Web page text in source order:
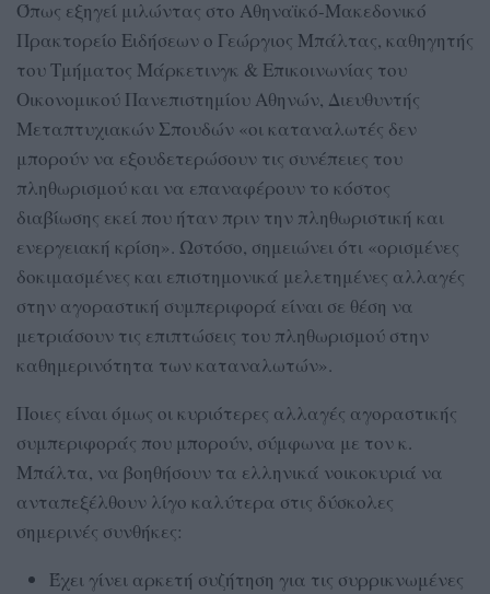
Όπως εξηγεί μιλώντας στο Αθηναϊκό-Μακεδονικό
Πρακτορείο Ειδήσεων ο Γεώργιος Μπάλτας, καθηγητής
του Τμήματος Μάρκετινγκ & Επικοινωνίας του
Οικονομικού Πανεπιστημίου Αθηνών, Διευθυντής
Μεταπτυχιακών Σπουδών «οι καταναλωτές δεν
μπορούν να εξουδετερώσουν τις συνέπειες του
πληθωρισμού και να επαναφέρουν το κόστος
διαβίωσης εκεί που ήταν πριν την πληθωριστική και
ενεργειακή κρίση». Ωστόσο, σημειώνει ότι «ορισμένες
δοκιμασμένες και επιστημονικά μελετημένες αλλαγές
στην αγοραστική συμπεριφορά είναι σε θέση να
μετριάσουν τις επιπτώσεις του πληθωρισμού στην
καθημερινότητα των καταναλωτών».
Ποιες είναι όμως οι κυριότερες αλλαγές αγοραστικής
συμπεριφοράς που μπορούν, σύμφωνα με τον κ.
Μπάλτα, να βοηθήσουν τα ελληνικά νοικοκυριά να
ανταπεξέλθουν λίγο καλύτερα στις δύσκολες
σημερινές συνθήκες:
Έχει γίνει αρκετή συζήτηση για τις συρρικνωμένες